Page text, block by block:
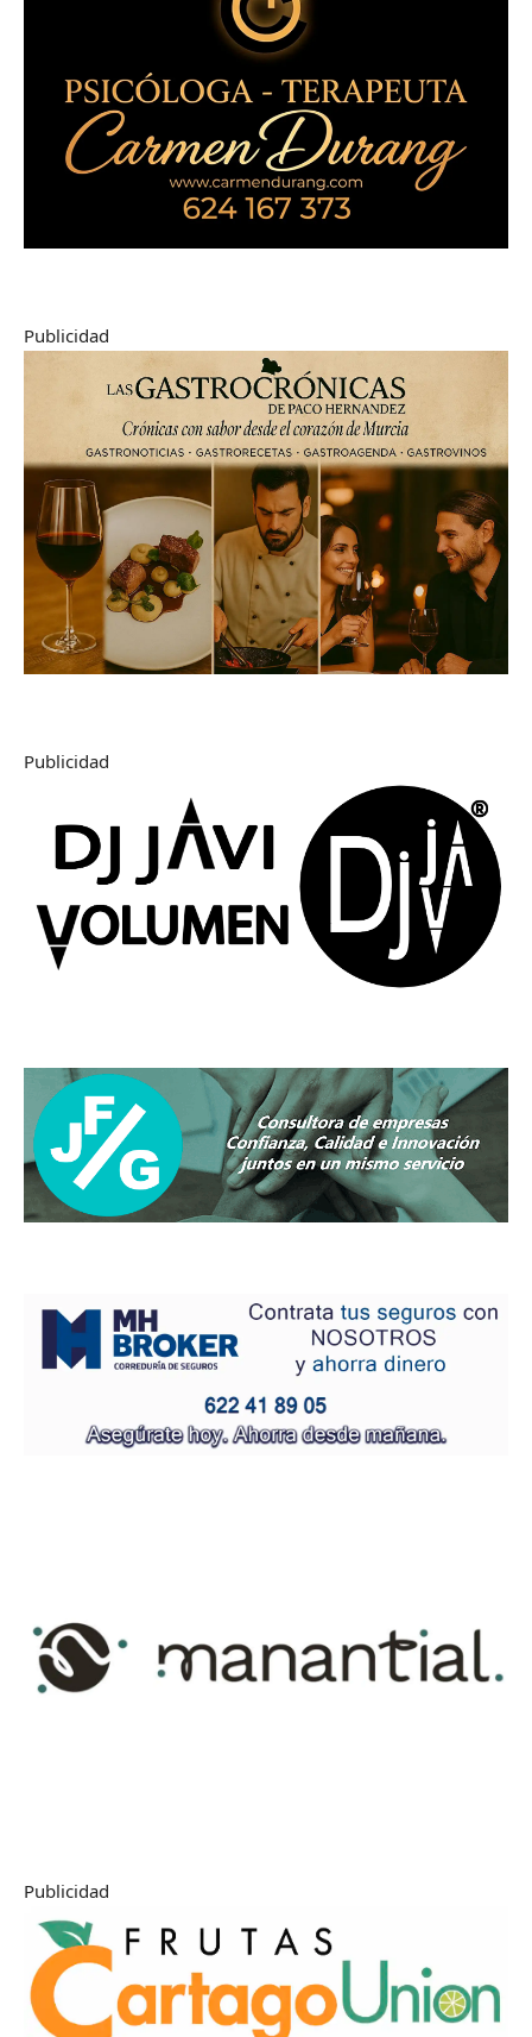
Publicidad
Publicidad
Publicidad